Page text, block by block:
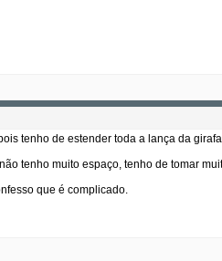
tenho de estender toda a lança da
tenho muito espaço, tenho de tomar
que é complicado.